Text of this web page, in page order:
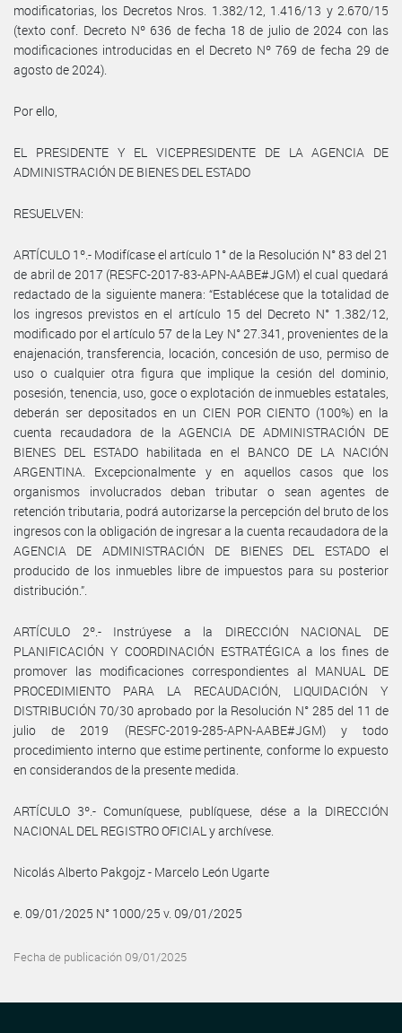
modificatorias, los Decretos Nros. 1.382/12, 1.416/13 y 2.670/15
(texto conf. Decreto Nº 636 de fecha 18 de julio de 2024 con las
modificaciones introducidas en el Decreto Nº 769 de fecha 29 de
agosto de 2024).
Por ello,
EL PRESIDENTE Y EL VICEPRESIDENTE DE LA AGENCIA DE
ADMINISTRACIÓN DE BIENES DEL ESTADO
RESUELVEN:
ARTÍCULO 1º.- Modifícase el artículo 1° de la Resolución N° 83 del 21
de abril de 2017 (RESFC-2017-83-APN-AABE#JGM) el cual quedará
redactado de la siguiente manera: “Establécese que la totalidad de
los ingresos previstos en el artículo 15 del Decreto N° 1.382/12,
modificado por el artículo 57 de la Ley N° 27.341, provenientes de la
enajenación, transferencia, locación, concesión de uso, permiso de
uso o cualquier otra figura que implique la cesión del dominio,
posesión, tenencia, uso, goce o explotación de inmuebles estatales,
deberán ser depositados en un CIEN POR CIENTO (100%) en la
cuenta recaudadora de la AGENCIA DE ADMINISTRACIÓN DE
BIENES DEL ESTADO habilitada en el BANCO DE LA NACIÓN
ARGENTINA. Excepcionalmente y en aquellos casos que los
organismos involucrados deban tributar o sean agentes de
retención tributaria, podrá autorizarse la percepción del bruto de los
ingresos con la obligación de ingresar a la cuenta recaudadora de la
AGENCIA DE ADMINISTRACIÓN DE BIENES DEL ESTADO el
producido de los inmuebles libre de impuestos para su posterior
distribución.”.
ARTÍCULO 2º.- Instrúyese a la DIRECCIÓN NACIONAL DE
PLANIFICACIÓN Y COORDINACIÓN ESTRATÉGICA a los fines de
promover las modificaciones correspondientes al MANUAL DE
PROCEDIMIENTO PARA LA RECAUDACIÓN, LIQUIDACIÓN Y
DISTRIBUCIÓN 70/30 aprobado por la Resolución N° 285 del 11 de
julio de 2019 (RESFC-2019-285-APN-AABE#JGM) y todo
procedimiento interno que estime pertinente, conforme lo expuesto
en considerandos de la presente medida.
ARTÍCULO 3º.- Comuníquese, publíquese, dése a la DIRECCIÓN
NACIONAL DEL REGISTRO OFICIAL y archívese.
Nicolás Alberto Pakgojz - Marcelo León Ugarte
e. 09/01/2025 N° 1000/25 v. 09/01/2025
Fecha de publicación 09/01/2025